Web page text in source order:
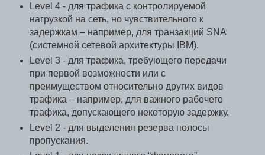
Level 4 - для трафика с контролируемой
нагрузкой на сеть, но чувствительного к
задержкам – например, для транзакций SNA
(системной сетевой архитектуры IBM).
Level 3 - для трафика, требующего передачи
при первой возможности или с
преимуществом относительно других видов
трафика – например, для важного рабочего
трафика, допускающего некоторую задержку.
Level 2 - для выделения резерва полосы
пропускания.